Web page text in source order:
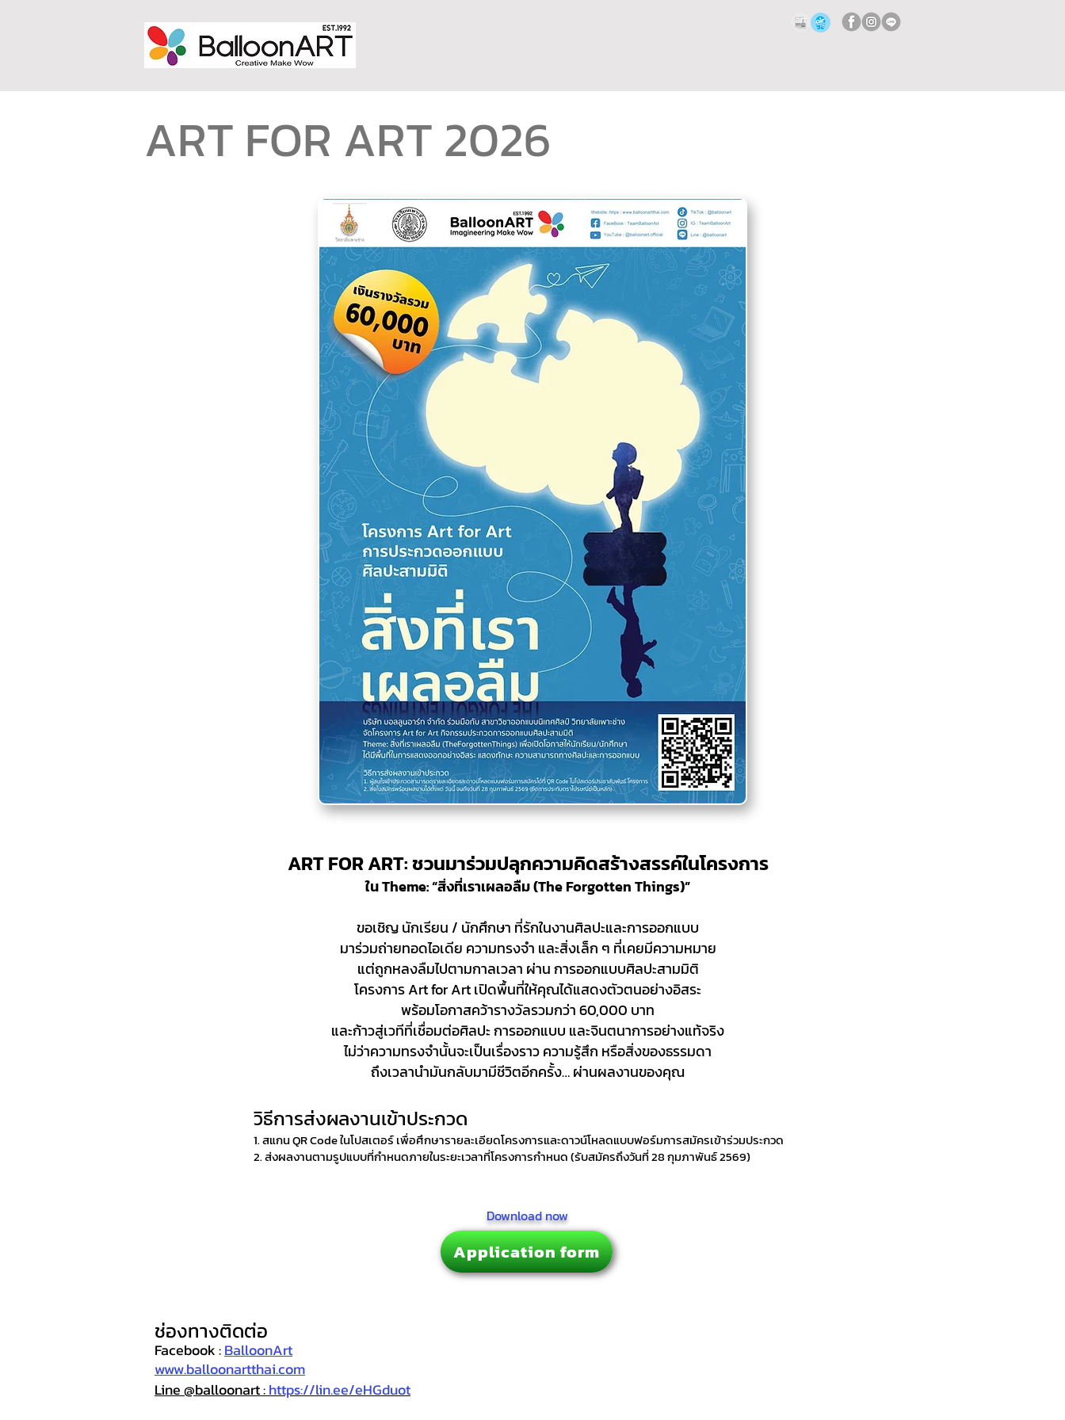
ART FOR ART 2026
ART FOR ART: ชวนมาร่วมปลุกความคิดสร้างสรรค์ในโครงการ
ใน Theme: “สิ่งที่เราเผลอลืม (The Forgotten Things)”
ขอเชิญ นักเรียน / นักศึกษา ที่รักในงานศิลปะและการออกแบบ
มาร่วมถ่ายทอดไอเดีย ความทรงจำ และสิ่งเล็ก ๆ ที่เคยมีความหมาย
แต่ถูกหลงลืมไปตามกาลเวลา ผ่าน การออกแบบศิลปะสามมิติ
โครงการ Art for Art เปิดพื้นที่ให้คุณได้แสดงตัวตนอย่างอิสระ
พร้อมโอกาสคว้ารางวัลรวมกว่า 60,000 บาท
และก้าวสู่เวทีที่เชื่อมต่อศิลปะ การออกแบบ และจินตนาการอย่างแท้จริง
ไม่ว่าความทรงจำนั้นจะเป็นเรื่องราว ความรู้สึก หรือสิ่งของธรรมดา
ถึงเวลานำมันกลับมามีชีวิตอีกครั้ง… ผ่านผลงานของคุณ
วิธีการส่งผลงานเข้าประกวด
1. สแกน QR Code ในโปสเตอร์ เพื่อศึกษารายละเอียดโครงการและดาวน์โหลดแบบฟอร์มการสมัครเข้าร่วมประกวด
2. ส่งผลงานตามรูปแบบที่กำหนดภายในระยะเวลาที่โครงการกำหนด (รับสมัครถึงวันที่ 28 กุมภาพันธ์ 2569)
Download now
Application form
ช่องทางติดต่อ
Facebook :BalloonArt
www.balloonartthai.com
Line @balloonart :https://lin.ee/eHGduot